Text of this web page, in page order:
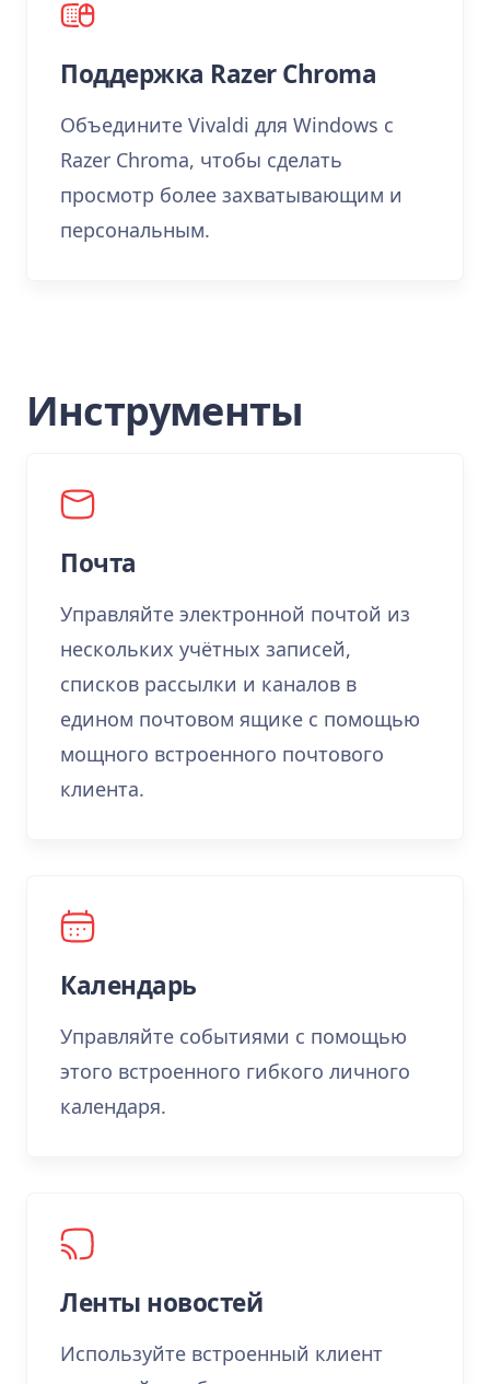
Поддержка Razer Chroma
Объедините Vivaldi для Windows с
Razer Chroma, чтобы сделать
просмотр более захватывающим и
персональным.
Инструменты
Почта
Управляйте электронной почтой из
нескольких учётных записей,
списков рассылки и каналов в
едином почтовом ящике с помощью
мощного встроенного почтового
клиента.
Календарь
Управляйте событиями с помощью
этого встроенного гибкого личного
календаря.
Ленты новостей
Используйте встроенный клиент